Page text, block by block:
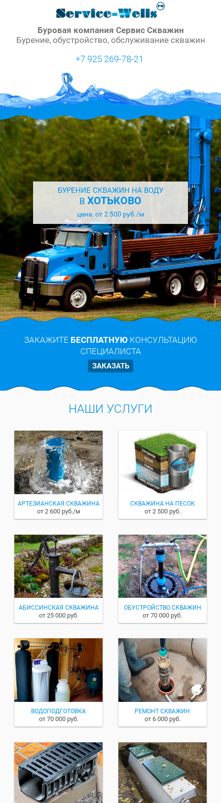
Буровая компания Сервис Скважин
Бурение, обустройство, обслуживание скважин
+7 925 269-78-21
БУРЕНИЕ СКВАЖИН НА ВОДУ
ВХОТЬКОВО
цена: от 2 500 руб./м
ЗАКАЖИТЕ БЕСПЛАТНУЮ КОНСУЛЬТАЦИЮ
СПЕЦИАЛИСТА
ЗАКАЗАТЬ
НАШИ УСЛУГИ
АРТЕЗИАНСКАЯ СКВАЖИНА
от 2 600 руб./м
СКВАЖИНА НА ПЕСОК
от 2 500 руб.
АБИССИНСКАЯ СКВАЖИНА
от 25 000 руб.
ОБУСТРОЙСТВО СКВАЖИН
от 70 000 руб.
ВОДОПОДГОТОВКА
от 70 000 руб.
РЕМОНТ СКВАЖИН
от 6 000 руб.